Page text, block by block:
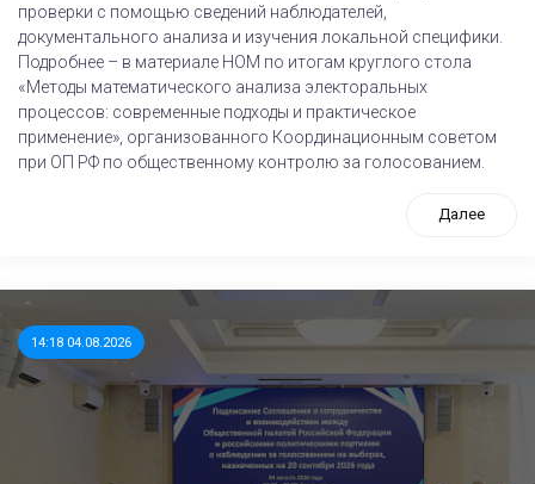
проверки с помощью сведений наблюдателей,
документального анализа и изучения локальной специфики.
Подробнее – в материале НОМ по итогам круглого стола
«Методы математического анализа электоральных
процессов: современные подходы и практическое
применение», организованного Координационным советом
при ОП РФ по общественному контролю за голосованием.
Далее
14:18 04.08.2026